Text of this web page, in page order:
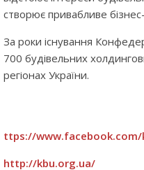
створює привабливе
За роки існування
700 будівельних
регіонах України.
ttps://www.facebook.com/
http://kbu.org.ua/